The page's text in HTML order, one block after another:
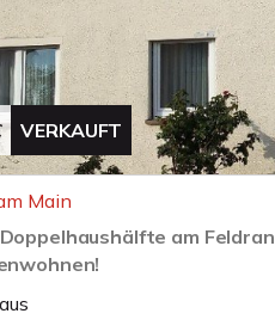
VERKAUFT
Main
am